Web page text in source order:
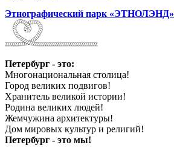
Этнографический парк «ЭТНОЛЭНД»
Петербург - это:
Многонациональная столица!
Город великих подвигов!
Хранитель великой истории!
Родина великих людей!
Жемчужина архитектуры!
Дом мировых культур и религий!
Петербург - это мы!